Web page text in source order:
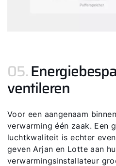
05.
ventileren
Voor een aangenaam
verwarming één zaak. Een
luchtkwaliteit is echter
geven Arjan en Lotte aan
verwarmingsinstallateur